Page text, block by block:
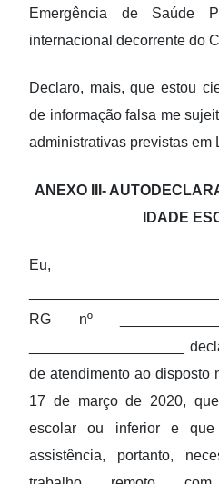
Emergência de Saúde
internacional decorrente do
Declaro, mais, que estou
de informação falsa me
administrativas previstas em
ANEXO III-
IDADE
Eu,
RG nº
___________________
de atendimento ao disposto
17 de março de 2020,
escolar ou inferior e que
assistência, portanto,